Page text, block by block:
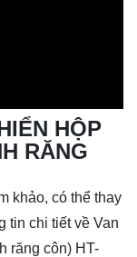
HỘP
RĂNG
khảo, có thể thay
tin chi tiết về Van
răng côn) HT-